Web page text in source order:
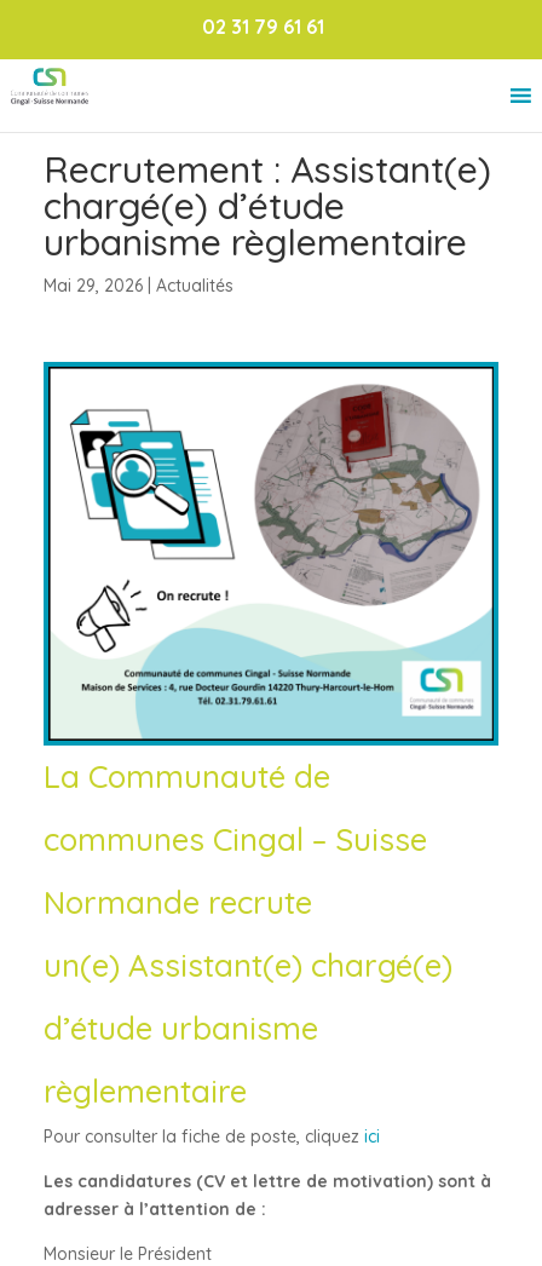
02 31 79 61 61
Recrutement : Assistant(e)
chargé(e) d’étude
urbanisme règlementaire
Mai 29, 2026| Actualités
La Communauté de
communes Cingal – Suisse
Normande recrute
un(e) Assistant(e) chargé(e)
d’étude urbanisme
règlementaire
Pour consulter la fiche de poste, cliquez ici
Les candidatures (CV et lettre de motivation) sont à
adresser à l’attention de :
Monsieur le Président